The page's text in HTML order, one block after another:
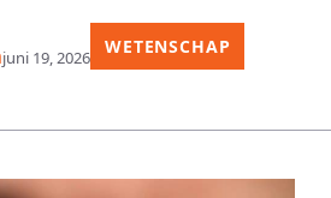
juni 19, 2026 WETENSCHAP